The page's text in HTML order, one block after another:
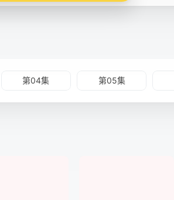
第04集 第05集